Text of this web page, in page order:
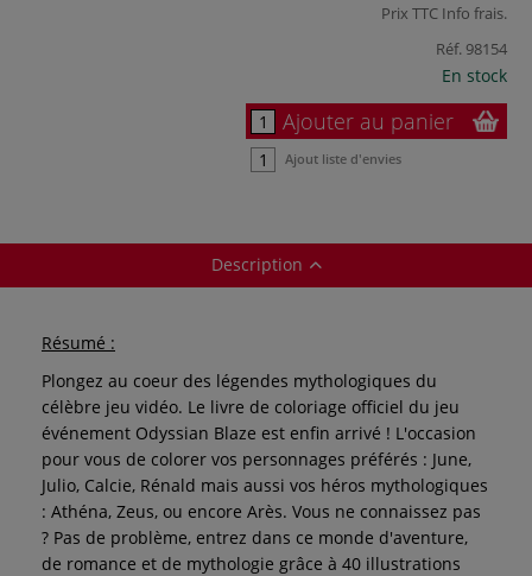
Prix TTC Info frais.
Réf. 98154
En stock
Ajouter au panier
Ajout liste d'envies
Description
Résumé :
Plongez au coeur des légendes mythologiques du
célèbre jeu vidéo. Le livre de coloriage officiel du jeu
événement Odyssian Blaze est enfin arrivé ! L'occasion
pour vous de colorer vos personnages préférés : June,
Julio, Calcie, Rénald mais aussi vos héros mythologiques
: Athéna, Zeus, ou encore Arès. Vous ne connaissez pas
? Pas de problème, entrez dans ce monde d'aventure,
de romance et de mythologie grâce à 40 illustrations